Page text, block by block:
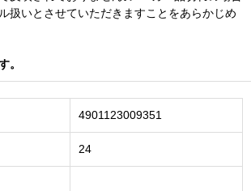
扱いとさせていただきますことをあらかじめ
。
4901123009351
24